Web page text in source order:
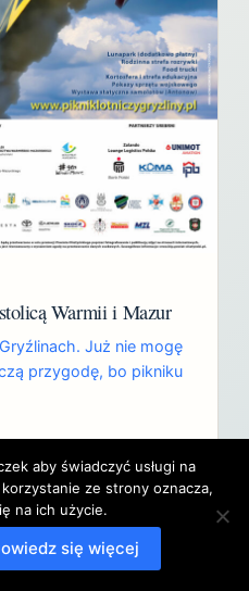
Warmii i Mazur
Już nie mogę
przygodę, bo pikniku
aby świadczyć usługi na
ze strony oznacza,
na ich użycie.
się więcej